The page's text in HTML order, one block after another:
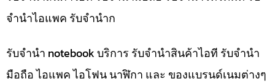
จำนำไอแพค รับจำนำก
รับจำนำ notebook บริการ รับจำนำสินค้าไอที รับจำนำ
มือถือ ไอแพค ไอโฟน นาฬิกา และ ของแบรนด์เนมต่างๆ